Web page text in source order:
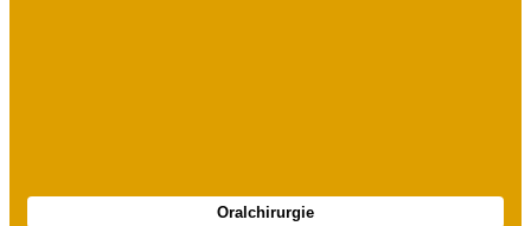
Oralchirurgie